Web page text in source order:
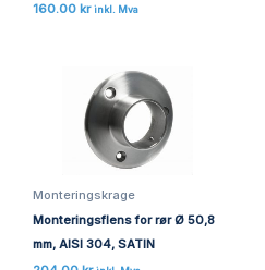
160.00 kr inkl. Mva
Monteringskrage
Monteringsflens for rør Ø 50,8
mm, AISI 304, SATIN